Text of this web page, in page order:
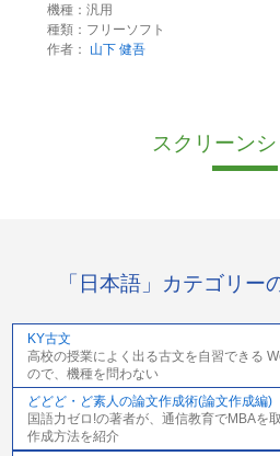
機種：汎用
種類：フリーソフト
作者：
山下 健吾
スクリーンシ
「日本語」カテゴリー
KY古文
高校の授業によく出る古文を自習できる
ので、機種を問わない
どどど・ど素人の論文作成術(論文作成編)
国語力ゼロ!の著者が、通信教育でMBAを
作成方法を紹介